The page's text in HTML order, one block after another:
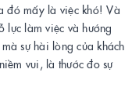
đó mấy là việc khó! Và
lực làm việc và hướng
sự hài lòng của khách
vui, là thước đo sự